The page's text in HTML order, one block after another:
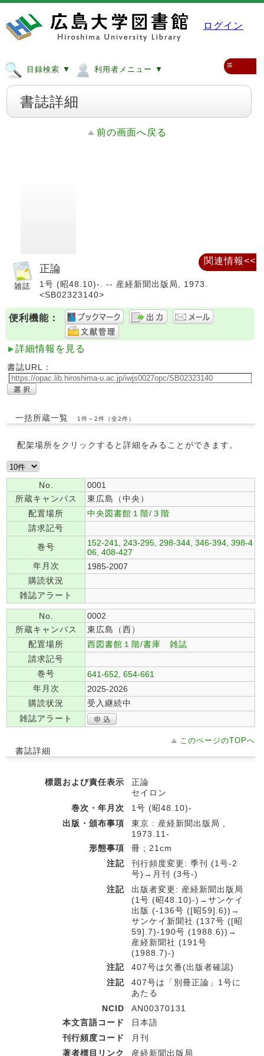
ログイン
目録検索 ▼ 利用者メニュー ▼ ≡
書誌詳細
前の画面へ戻る
正論
1号 (昭48.10)-. -- 産経新聞出版局, 1973.
<SB02323140>
便利機能：
詳細情報を見る
書誌URL：
一括所蔵一覧 1件～2件（全2件）
配架場所をクリックすると詳細をみることができます。
No.
0001
所蔵キャンパス
東広島（中央）
配置場所
中央図書館１階/３階
請求記号
巻号
152-241, 243-295, 298-344, 346-394, 398-4
06, 408-427
年月次
1985-2007
購読状況
雑誌アラート
No.
0002
所蔵キャンパス
東広島（西）
配置場所
西図書館１階/書庫 雑誌
請求記号
巻号
641-652, 654-661
年月次
2025-2026
購読状況
受入継続中
雑誌アラート
このページのTOPへ
書誌詳細
標題および責任表示
正論
セイロン
巻次・年月次
1号 (昭48.10)-
出版・頒布事項
東京 : 産経新聞出版局 ,
1973.11-
形態事項
冊 ; 21cm
注記
刊行頻度変更: 季刊 (1号-2
号)→月刊 (3号-)
注記
出版者変更: 産経新聞出版局
(1号 (昭48.10)-)→サンケイ
出版 (-136号 ([昭59].6))→
サンケイ新聞社 (137号 ([昭
59].7)-190号 (1988.6))→
産経新聞社 (191号
(1988.7)-)
注記
407号は欠番(出版者確認)
注記
407号は「別冊正論」1号に
あたる
NCID
AN00370131
本文言語コード
日本語
刊行頻度コード
月刊
著者標目リンク
産経新聞出版局
関連情報<<